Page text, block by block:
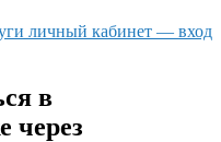
личный кабинет — вход
в
через